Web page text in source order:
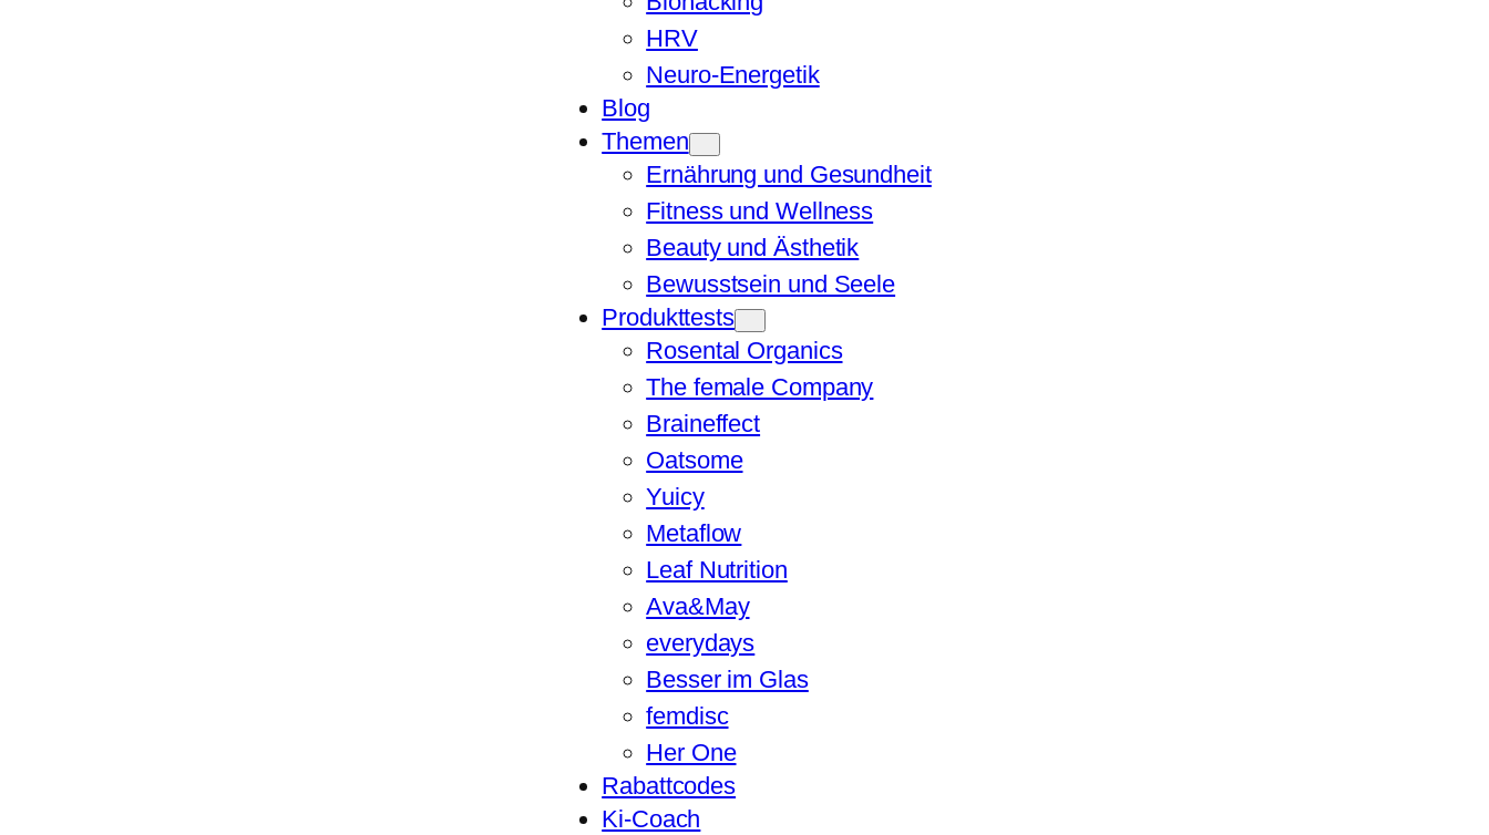
HRV
Neuro-Energetik
Blog
Themen
Ernährung und Gesundheit
Fitness und Wellness
Beauty und Ästhetik
Bewusstsein und Seele
Produkttests
Rosental Organics
The female Company
Braineffect
Oatsome
Yuicy
Metaflow
Leaf Nutrition
Ava&May
everydays
Besser im Glas
femdisc
Her One
Rabattcodes
Ki-Coach